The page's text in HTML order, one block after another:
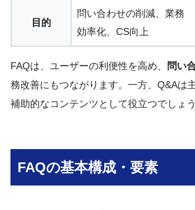
目的
問い合わせの削減、業務
効率化、CS向上
FAQは、ユーザーの利便性を高め、 問い
務改善にもつながります。一方、Q&Aは
補助的なコンテンツとして役立つでしょう
FAQの基本構成・要素